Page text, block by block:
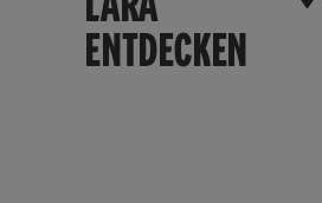
ENTDECKEN